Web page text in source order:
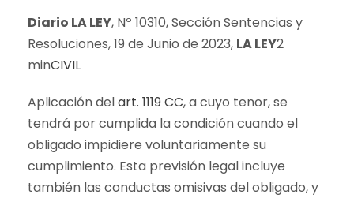
Diario LA LEY, Nº 10310, Sección Sentencias y
Resoluciones, 19 de Junio de 2023, LA LEY2
minCIVIL
Aplicación delart. 1119 CC, a cuyo tenor, se
tendrá por cumplida la condición cuando el
obligado impidiere voluntariamente su
cumplimiento. Esta previsión legal incluye
también las conductas omisivas del obligado, y